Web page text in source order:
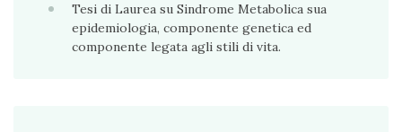
Tesi di Laurea su Sindrome Metabolica sua
epidemiologia, componente genetica ed
componente legata agli stili di vita.